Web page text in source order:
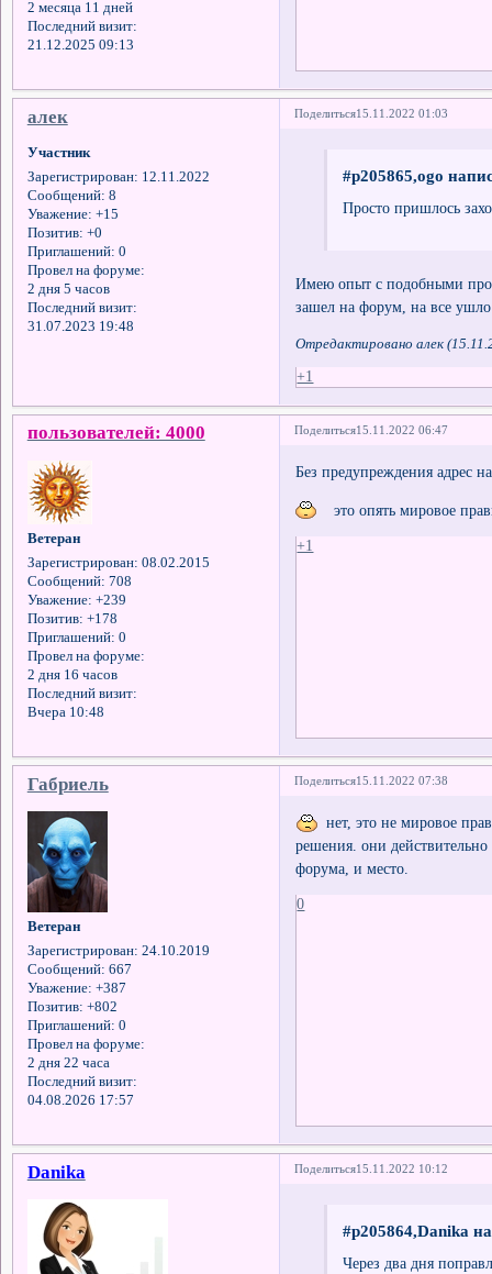
2 месяца 11 дней
Последний визит:
21.12.2025 09:13
Поделиться15.11.2022 01:03
алек
Участник
Зарегистрирован: 12.11.2022
Сообщений: 8
Уважение: +15
Позитив: +0
Приглашений: 0
Провел на форуме:
2 дня 5 часов
Последний визит:
31.07.2023 19:48
#p205865,ogo
Просто пришлось
Имею опыт с подобными
зашел на форум, на все
Отредактировано алек
+1
Поделиться15.11.2022 06:47
пользователей: 4000
Ветеран
Зарегистрирован: 08.02.2015
Сообщений: 708
Уважение: +239
Позитив: +178
Приглашений: 0
Провел на форуме:
2 дня 16 часов
Последний визит:
Вчера 10:48
Без предупреждения адрес
это опять мировое
+1
Поделиться15.11.2022 07:38
Габриель
Ветеран
Зарегистрирован: 24.10.2019
Сообщений: 667
Уважение: +387
Позитив: +802
Приглашений: 0
Провел на форуме:
2 дня 22 часа
Последний визит:
04.08.2026 17:57
нет, это не мировое
решения. они
форума, и место.
0
Поделиться15.11.2022 10:12
Danika
#p205864,Danika
Через два дня